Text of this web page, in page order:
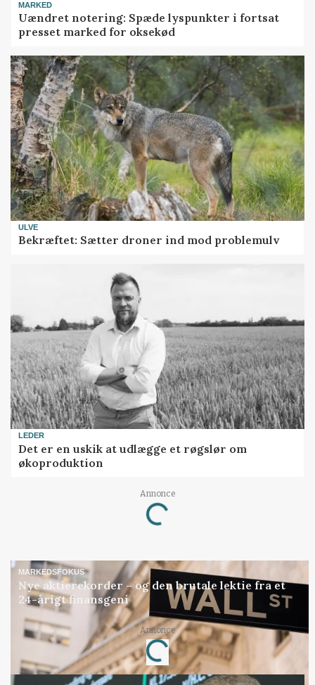
MARKED
Uændret notering: Spæde lyspunkter i fortsat
presset marked for oksekød
ULVE
Bekræftet: Sætter droner ind mod problemulv
LEDER
Det er en uskik at udlægge et røgslør om
økoproduktion
Annonce
Loading...
MARKEDSFOKUS
Nye aktierekorder – og den brutale lektie fra et
24-årigt finansgeni
Annonce
Loading...